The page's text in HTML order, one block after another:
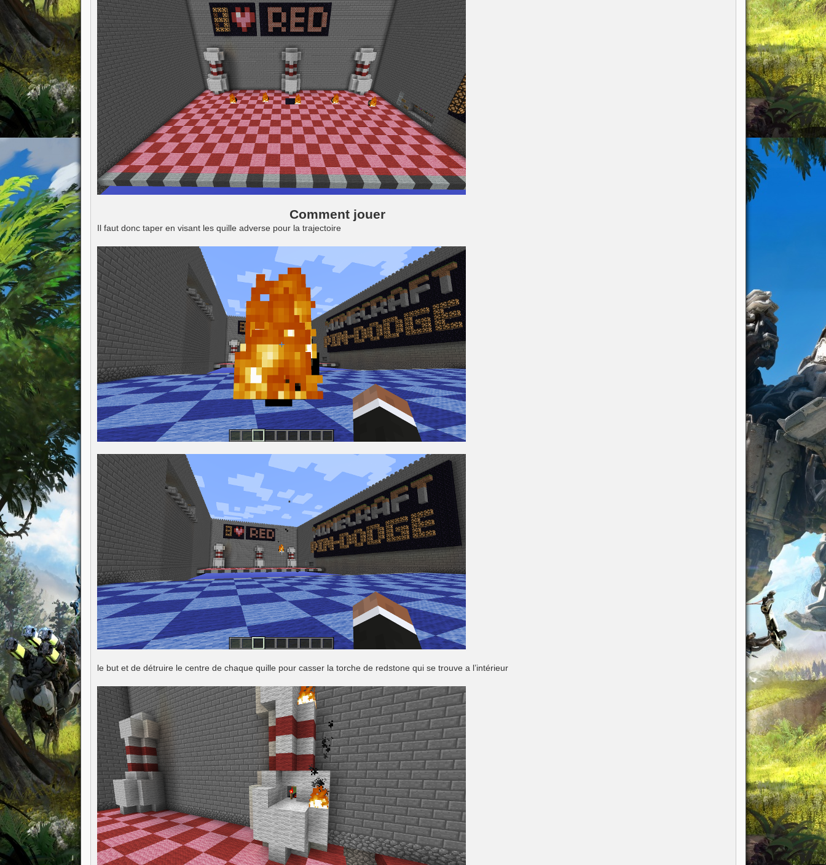
Comment jouer
Il faut donc taper en visant les quille adverse pour la trajectoire
le but et de détruire le centre de chaque quille pour casser la torche de redstone qui se trouve a l’intérieur